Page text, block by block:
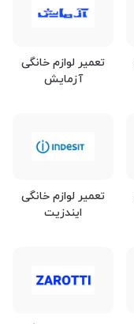
تعمیر لوازم خانگی
آزمایش
تعمیر لوازم خانگی
ایندزیت